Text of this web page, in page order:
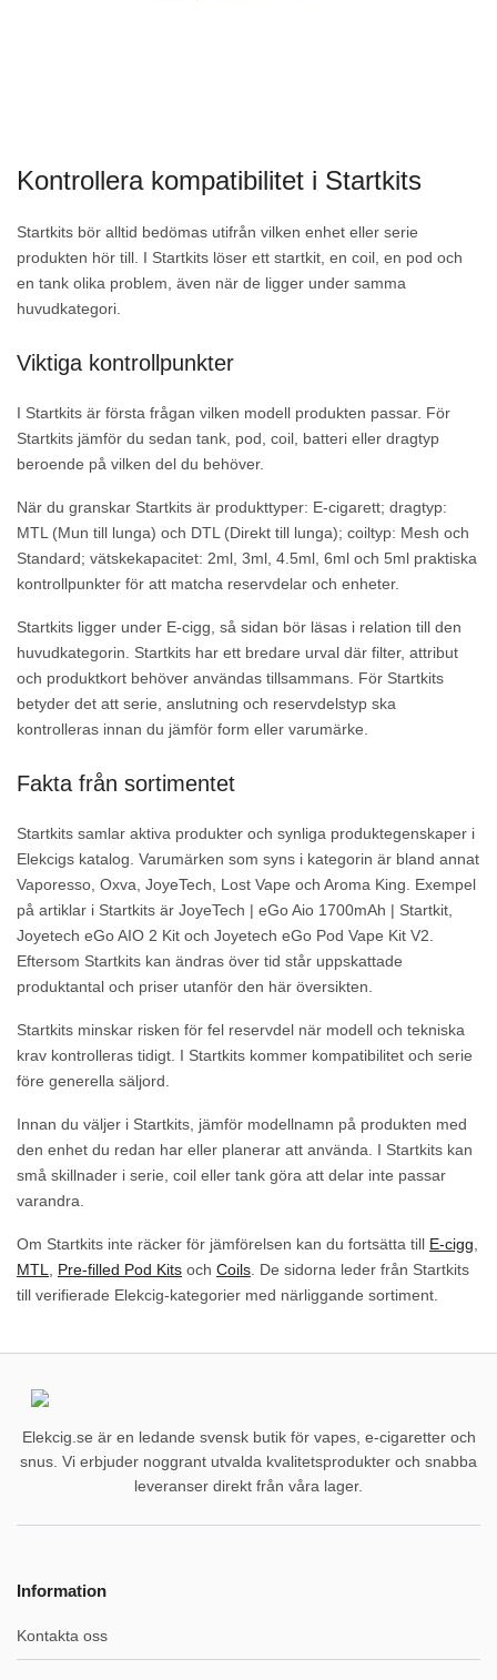
Kontrollera kompatibilitet i Startkits
Startkits bör alltid bedömas utifrån vilken enhet eller serie
produkten hör till. I Startkits löser ett startkit, en coil, en pod och
en tank olika problem, även när de ligger under samma
huvudkategori.
Viktiga kontrollpunkter
I Startkits är första frågan vilken modell produkten passar. För
Startkits jämför du sedan tank, pod, coil, batteri eller dragtyp
beroende på vilken del du behöver.
När du granskar Startkits är produkttyper: E-cigarett; dragtyp:
MTL (Mun till lunga) och DTL (Direkt till lunga); coiltyp: Mesh och
Standard; vätskekapacitet: 2ml, 3ml, 4.5ml, 6ml och 5ml praktiska
kontrollpunkter för att matcha reservdelar och enheter.
Startkits ligger under E-cigg, så sidan bör läsas i relation till den
huvudkategorin. Startkits har ett bredare urval där filter, attribut
och produktkort behöver användas tillsammans. För Startkits
betyder det att serie, anslutning och reservdelstyp ska
kontrolleras innan du jämför form eller varumärke.
Fakta från sortimentet
Startkits samlar aktiva produkter och synliga produktegenskaper i
Elekcigs katalog. Varumärken som syns i kategorin är bland annat
Vaporesso, Oxva, JoyeTech, Lost Vape och Aroma King. Exempel
på artiklar i Startkits är JoyeTech | eGo Aio 1700mAh | Startkit,
Joyetech eGo AIO 2 Kit och Joyetech eGo Pod Vape Kit V2.
Eftersom Startkits kan ändras över tid står uppskattade
produktantal och priser utanför den här översikten.
Startkits minskar risken för fel reservdel när modell och tekniska
krav kontrolleras tidigt. I Startkits kommer kompatibilitet och serie
före generella säljord.
Innan du väljer i Startkits, jämför modellnamn på produkten med
den enhet du redan har eller planerar att använda. I Startkits kan
små skillnader i serie, coil eller tank göra att delar inte passar
varandra.
Om Startkits inte räcker för jämförelsen kan du fortsätta till E-cigg,
MTL, Pre-filled Pod Kits och Coils. De sidorna leder från Startkits
till verifierade Elekcig-kategorier med närliggande sortiment.
Elekcig.se är en ledande svensk butik för vapes, e-cigaretter och
snus. Vi erbjuder noggrant utvalda kvalitetsprodukter och snabba
leveranser direkt från våra lager.
Information
Kontakta oss